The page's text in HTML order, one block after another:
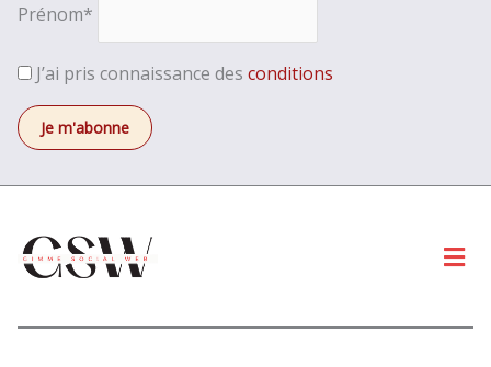
Prénom*
J’ai pris connaissance des conditions